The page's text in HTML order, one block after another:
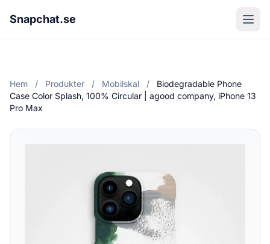
Snapchat.se
Hem / Produkter / Mobilskal /
Biodegradable Phone
Case Color Splash, 100% Circular | agood company, iPhone 13
Pro Max